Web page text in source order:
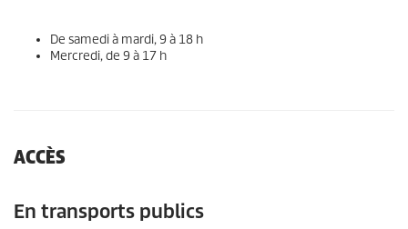
De samedi à mardi, 9 à 18 h
Mercredi, de 9 à 17 h
ACCÈS
En transports publics